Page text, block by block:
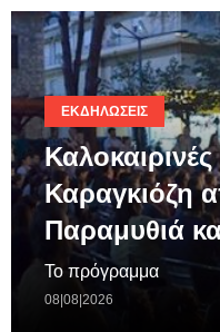
ΕΚΔΗΛΏΣΕΙΣ
Καραγκιόζη
Παραμυθιά
Το πρόγραμμα
08|08|2026